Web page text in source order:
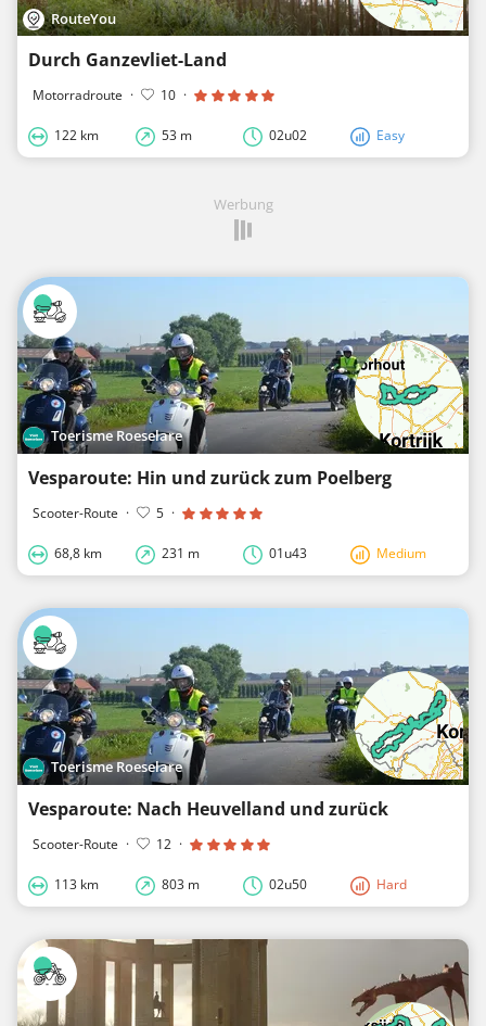
RouteYou
Durch Ganzevliet-Land
Motorradroute · 10 ·
122 km 53 m 02u02 Easy
Werbung
Toerisme Roeselare
Vesparoute: Hin und zurück zum Poelberg
Scooter-Route · 5 ·
68,8 km 231 m 01u43 Medium
Toerisme Roeselare
Vesparoute: Nach Heuvelland und zurück
Scooter-Route · 12 ·
113 km 803 m 02u50 Hard